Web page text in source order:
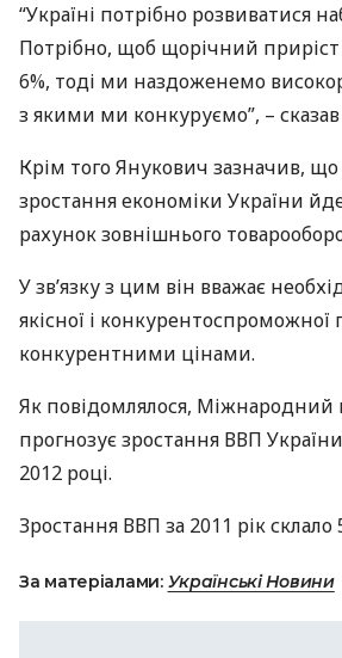
“Україні потрібно розвиватися
Потрібно, щоб щорічний приріст
6%, тоді ми наздоженемо
з якими ми конкуруємо”, – сказав
Крім того Янукович зазначив,
зростання економіки України
рахунок зовнішнього
У зв’язку з цим він вважає
якісної і конкурентоспроможної
конкурентними цінами.
Як повідомлялося,
прогнозує зростання ВВП
2012 році.
Зростання ВВП за 2011 рік склало
За матеріалами: Українські Новини